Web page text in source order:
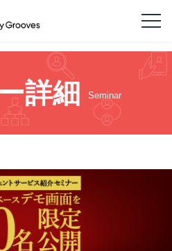
詳細 Seminar